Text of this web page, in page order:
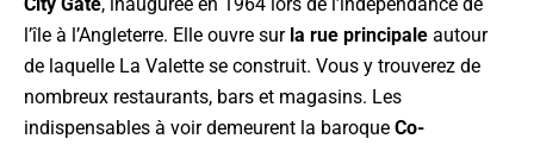
l’île à l’Angleterre. Elle ouvre sur la rue principale autour
de laquelle La Valette se construit. Vous y trouverez de
nombreux restaurants, bars et magasins. Les
indispensables à voir demeurent la baroque Co-